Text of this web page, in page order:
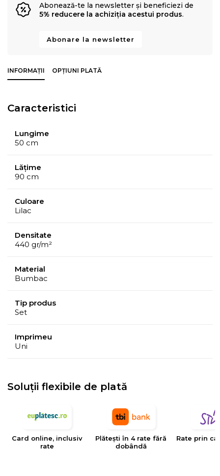
Abonează-te la newsletter și beneficiezi de
5% reducere la achiziția acestui produs.
Abonare la newsletter
INFORMAȚII OPȚIUNI PLATĂ
Caracteristici
Lungime
50 cm
Lățime
90 cm
Culoare
Lilac
Densitate
440 gr/m²
Material
Bumbac
Tip produs
Set
Imprimeu
Uni
Soluții flexibile de plată
Card online, inclusiv
rate
Plătești în 4 rate fără
dobândă
Rate prin